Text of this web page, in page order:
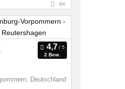
84
2 Bew.
Deutschland